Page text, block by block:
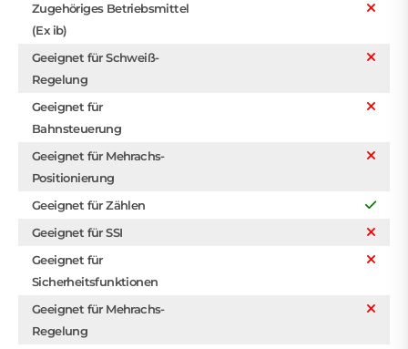
Zugehöriges Betriebsmittel
(Ex ib)
Geeignet für Schweiß-
Regelung
Geeignet für
Bahnsteuerung
Geeignet für Mehrachs-
Positionierung
Geeignet für Zählen
Geeignet für SSI
Geeignet für
Sicherheitsfunktionen
Geeignet für Mehrachs-
Regelung